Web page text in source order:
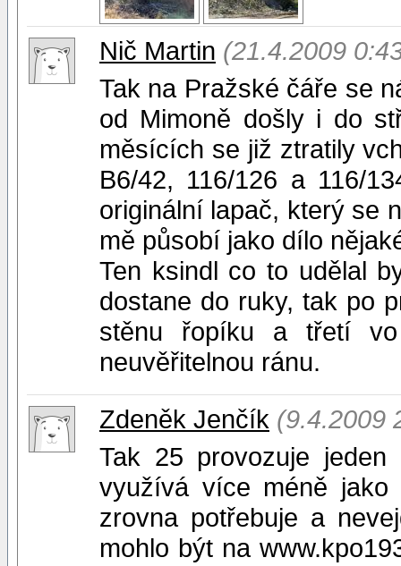
Nič Martin (21.4.2009
Tak na Pražské čáře se
od Mimoně došly i do
měsících se již ztratily
B6/42, 116/126 a 116/
originální lapač, který se
mě působí jako dílo
Ten ksindl co to udělal
dostane do ruky, tak po
stěnu řopíku a třetí
neuvěřitelnou ránu.
Zdeněk Jenčík (9.4.2009
Tak 25 provozuje
využívá více méně
zrovna potřebuje a
mohlo být na